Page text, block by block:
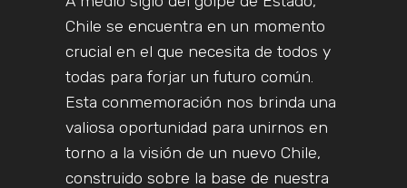
Chile se encuentra en un momento
crucial en el que necesita de todos y
todas para forjar un futuro común.
Esta conmemoración nos brinda una
valiosa oportunidad para unirnos en
torno a la visión de un nuevo Chile,
construido sobre la base de nuestra